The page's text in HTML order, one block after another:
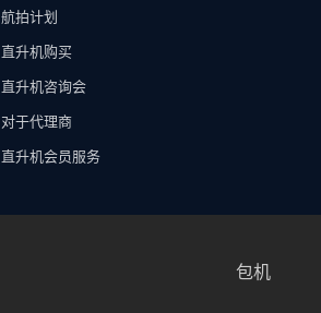
航拍计划
直升机购买
直升机咨询会
对于代理商
直升机会员服务
包机